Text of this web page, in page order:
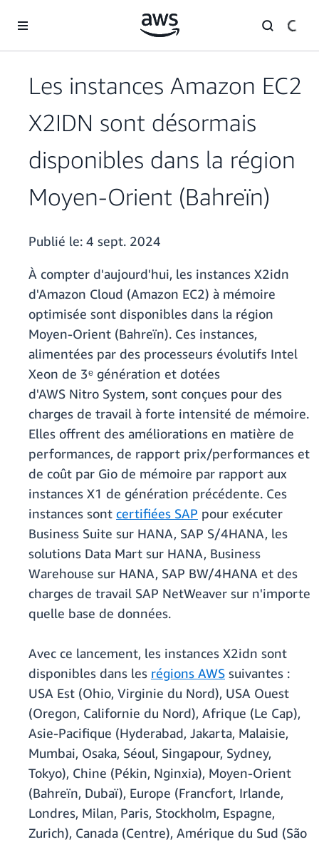
Les instances Amazon EC2
X2IDN sont désormais
disponibles dans la région
Moyen-Orient (Bahreïn)
Publié le: 4 sept. 2024
À compter d'aujourd'hui, les instances X2idn
d'Amazon Cloud (Amazon EC2) à mémoire
optimisée sont disponibles dans la région
Moyen-Orient (Bahreïn). Ces instances,
alimentées par des processeurs évolutifs Intel
Xeon de 3ᵉ génération et dotées
d'AWS Nitro System, sont conçues pour des
charges de travail à forte intensité de mémoire.
Elles offrent des améliorations en matière de
performances, de rapport prix/performances et
de coût par Gio de mémoire par rapport aux
instances X1 de génération précédente. Ces
instances sont certifiées SAP pour exécuter
Business Suite sur HANA, SAP S/4HANA, les
solutions Data Mart sur HANA, Business
Warehouse sur HANA, SAP BW/4HANA et des
charges de travail SAP NetWeaver sur n'importe
quelle base de données.
Avec ce lancement, les instances X2idn sont
disponibles dans les régions AWS suivantes :
USA Est (Ohio, Virginie du Nord), USA Ouest
(Oregon, Californie du Nord), Afrique (Le Cap),
Asie-Pacifique (Hyderabad, Jakarta, Malaisie,
Mumbai, Osaka, Séoul, Singapour, Sydney,
Tokyo), Chine (Pékin, Nginxia), Moyen-Orient
(Bahreïn, Dubaï), Europe (Francfort, Irlande,
Londres, Milan, Paris, Stockholm, Espagne,
Zurich), Canada (Centre), Amérique du Sud (São